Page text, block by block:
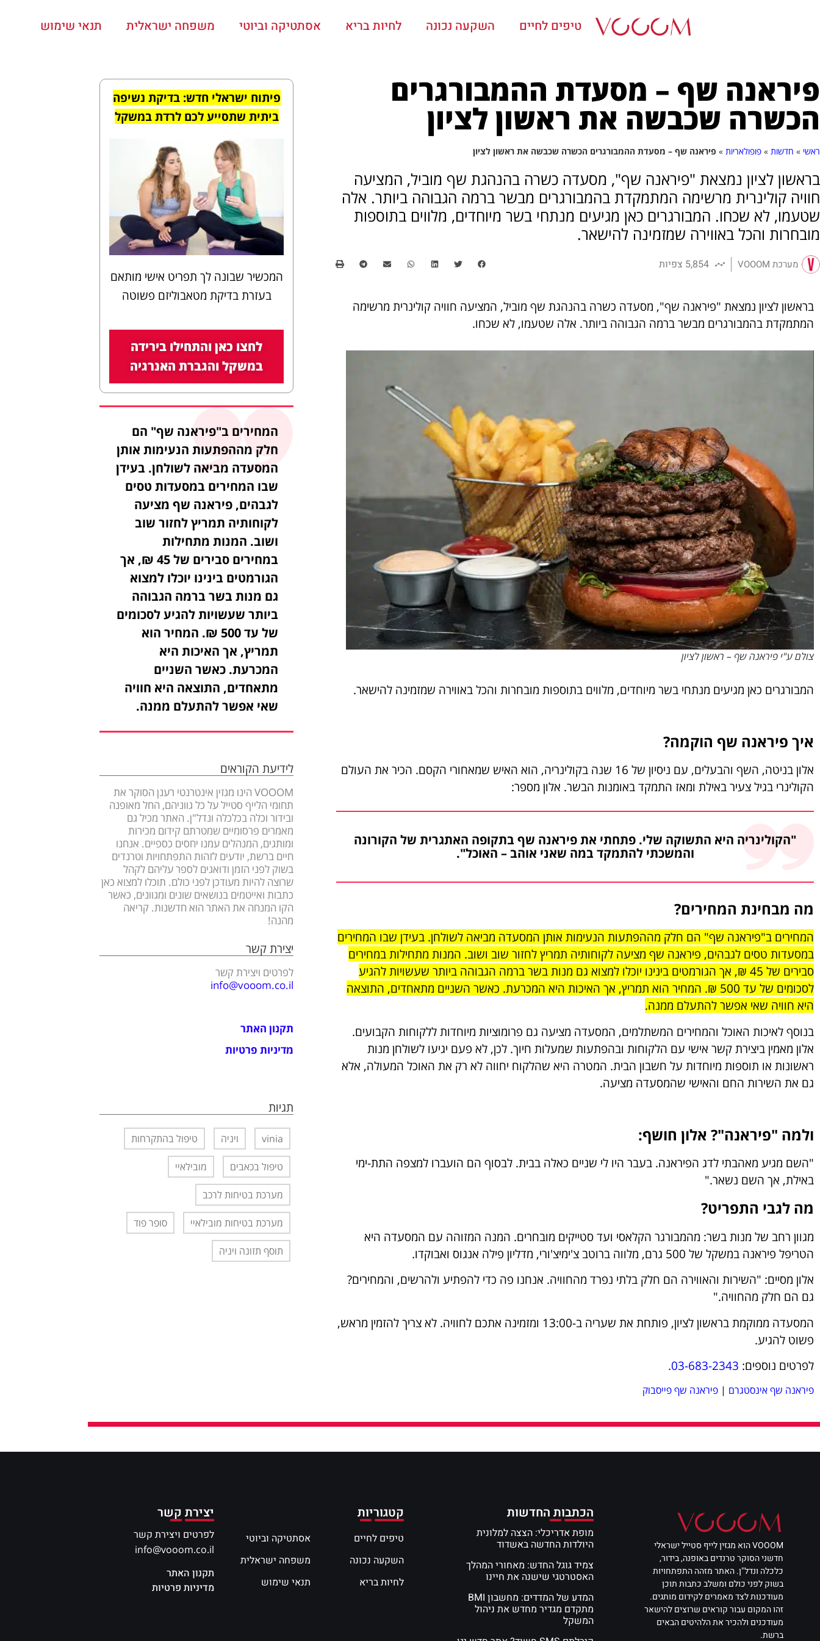
טיפים לחיים השקעה נכונה לחיות בריא אסתטיקה וביוטי משפחה ישראלית תנאי שימוש
פיראנה שף – מסעדת ההמבורגרים
הכשרה שכבשה את ראשון לציון
ראשי » חדשות » פופולאריות » פיראנה שף – מסעדת ההמבורגרים הכשרה שכבשה את ראשון לציון
בראשון לציון נמצאת "פיראנה שף", מסעדה כשרה בהנהגת שף מוביל, המציעה
חוויה קולינרית מרשימה המתמקדת בהמבורגרים מבשר ברמה הגבוהה ביותר. אלה
שטעמו, לא שכחו. המבורגרים כאן מגיעים מנתחי בשר מיוחדים, מלווים בתוספות
מובחרות והכל באווירה שמזמינה להישאר.
מערכת VOOOM 5,854 צפיות
בראשון לציון נמצאת "פיראנה שף", מסעדה כשרה בהנהגת שף מוביל, המציעה חוויה קולינרית מרשימה
המתמקדת בהמבורגרים מבשר ברמה הגבוהה ביותר. אלה שטעמו, לא שכחו.
צולם ע"י פיראנה שף – ראשון לציון
המבורגרים כאן מגיעים מנתחי בשר מיוחדים, מלווים בתוספות מובחרות והכל באווירה שמזמינה להישאר.
איך פיראנה שף הוקמה?
אלון בניטה, השף והבעלים, עם ניסיון של 16 שנה בקולינריה, הוא האיש שמאחורי הקסם. הכיר את העולם
הקולינרי בגיל צעיר באילת ומאז התמקד באומנות הבשר. אלון מספר:
"הקולינריה היא התשוקה שלי. פתחתי את פיראנה שף בתקופה האתגרית של הקורונה
והמשכתי להתמקד במה שאני אוהב – האוכל".
מה מבחינת המחירים?
המחירים ב"פיראנה שף" הם חלק מההפתעות הנעימות אותן המסעדה מביאה לשולחן. בעידן שבו המחירים
במסעדות טסים לגבהים, פיראנה שף מציעה לקוחותיה תמריץ לחזור שוב ושוב. המנות מתחילות במחירים
סבירים של 45 ₪, אך הגורמטים בינינו יוכלו למצוא גם מנות בשר ברמה הגבוהה ביותר שעשויות להגיע
לסכומים של עד 500 ₪. המחיר הוא תמריץ, אך האיכות היא המכרעת. כאשר השניים מתאחדים, התוצאה
היא חוויה שאי אפשר להתעלם ממנה.
בנוסף לאיכות האוכל והמחירים המשתלמים, המסעדה מציעה גם פרומוציות מיוחדות ללקוחות הקבועים.
אלון מאמין ביצירת קשר אישי עם הלקוחות ובהפתעות שמעלות חיוך. לכן, לא פעם יגיעו לשולחן מנות
ראשונות או תוספות מיוחדות על חשבון הבית. המטרה היא שהלקוח יחווה לא רק את האוכל המעולה, אלא
גם את השירות החם והאישי שהמסעדה מציעה.
ולמה "פיראנה"? אלון חושף:
"השם מגיע מאהבתי לדג הפיראנה. בעבר היו לי שניים כאלה בבית. לבסוף הם הועברו למצפה התת-ימי
באילת, אך השם נשאר."
מה לגבי התפריט?
מגוון רחב של מנות בשר: מהמבורגר הקלאסי ועד סטייקים מובחרים. המנה המזוהה עם המסעדה היא
הטריפל פיראנה במשקל של 500 גרם, מלווה ברוטב צ'ימיצ'ורי, מדליון פילה אנגוס ואבוקדו.
אלון מסיים: "השירות והאווירה הם חלק בלתי נפרד מהחוויה. אנחנו פה כדי להפתיע ולהרשים, והמחירים?
גם הם חלק מהחוויה."
המסעדה ממוקמת בראשון לציון, פותחת את שעריה ב-13:00 ומזמינה אתכם לחוויה. לא צריך להזמין מראש,
פשוט להגיע.
לפרטים נוספים:
פיראנה שף אינסטגרם | פיראנה שף פייסבוק
פיתוח ישראלי חדש: בדיקת נשיפה
ביתית שתסייע לכם לרדת במשקל
המכשיר שבונה לך תפריט אישי מותאם
בעזרת בדיקת מטאבוליזם פשוטה
לחצו כאן והתחילו בירידה
במשקל והגברת האנרגיה
המחירים ב"פיראנה שף" הם
חלק מההפתעות הנעימות אותן
המסעדה מביאה לשולחן. בעידן
שבו המחירים במסעדות טסים
לגבהים, פיראנה שף מציעה
לקוחותיה תמריץ לחזור שוב
ושוב. המנות מתחילות
במחירים סבירים של 45 ₪, אך
הגורמטים בינינו יוכלו למצוא
גם מנות בשר ברמה הגבוהה
ביותר שעשויות להגיע לסכומים
של עד 500 ₪. המחיר הוא
תמריץ, אך האיכות היא
המכרעת. כאשר השניים
מתאחדים, התוצאה היא חוויה
שאי אפשר להתעלם ממנה.
לידיעת הקוראים
VOOOM הינו מגזין אינטרנטי רענן הסוקר את
תחומי הלייף סטייל על כל גווניהם, החל מאופנה
ובידור וכלה בכלכלה ונדל"ן. האתר מכיל גם
מאמרים פרסומיים שמטרתם קידום מכירות
ומותגים, המנהלים עמנו יחסים כספיים. אנחנו
חיים ברשת, יודעים לזהות התפתחויות וטרנדים
בשוק לפני הזמן ודואגים לספר עליהם לקהל
שרוצה להיות מעודכן לפני כולם. תוכלו למצוא כאן
כתבות ואייטמים בנושאים שונים ומגוונים, כאשר
הקו המנחה את האתר הוא חדשנות. קריאה
מהנה!
יצירת קשר
לפרטים ויצירת קשר
info@vooom.co.il
תקנון האתר
מדיניות פרטיות
תגיות
vinia ויניה טיפול בהתקרחות
טיפול בכאבים מובילאיי
מערכת בטיחות לרכב
מערכת בטיחות מובילאיי סופר פוד
תוסף תזונה ויניה
VOOOM הוא מגזין לייף סטייל ישראלי
חדשני הסוקר טרנדים באופנה, בידור,
כלכלה ונדל"ן. האתר מזהה התפתחויות
בשוק לפני כולם ומשלב כתבות תוכן
מעודכנות לצד מאמרים לקידום מותגים.
זהו המקום עבור קוראים שרוצים להישאר
מעודכנים ולהכיר את הלהיטים הבאים
ברשת.
הכתבות החדשות
מופת אדריכלי: הצצה למלונית
היולדות החדשה באשדוד
צמיד גוגל החדש: מאחורי המהלך
האסטרטגי שישנה את חיינו
המדע של המדדים: מחשבון BMI
מתקדם מגדיר מחדש את ניהול
המשקל
קטגוריות
טיפים לחיים
השקעה נכונה
לחיות בריא
אסתטיקה וביוטי
משפחה ישראלית
תנאי שימוש
יצירת קשר
לפרטים ויצירת קשר
info@vooom.co.il
תקנון האתר
מדיניות פרטיות